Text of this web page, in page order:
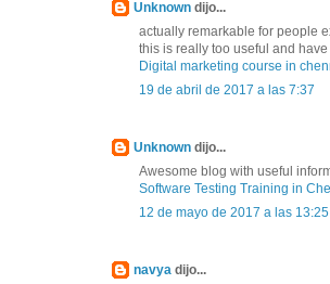
Unknown dijo...
actually remarkable for people
this is really too useful and
Digital marketing course in
19 de abril de 2017 a las 7:37
Unknown dijo...
Awesome blog with useful
Software Testing Training in
12 de mayo de 2017 a las 13:25
navya dijo...